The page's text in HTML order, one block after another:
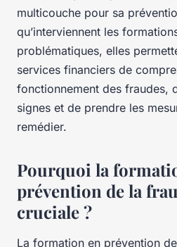
multicouche pour sa
qu’interviennent les
problématiques, elles
services financiers de
fonctionnement des fraudes,
signes et de prendre les
remédier.
Pourquoi la
prévention de la
cruciale ?
La formation en prévention